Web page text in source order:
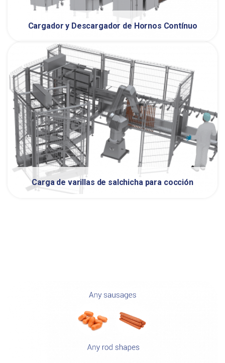
Cargador y Descargador de Hornos Contínuo
Carga de varillas de salchicha para cocción